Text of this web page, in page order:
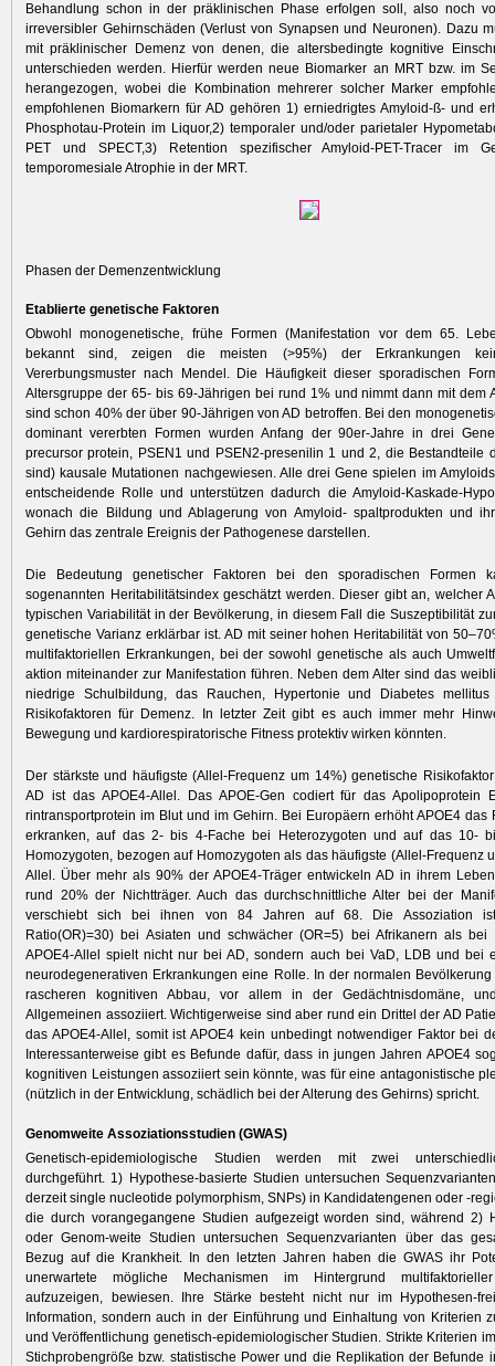
Behandlung schon in der präklinischen Phase erfolgen soll, also noch
irreversibler Gehirnschäden (Verlust von Synapsen und Neuronen). Dazu
mit präklinischer Demenz von denen, die alters­bedingte kognitive
unterschieden werden. Hierfür werden neue Bio­marker an MRT bzw. im
herangezogen, wobei die Kombination mehrerer solcher Marker
empfohlenen Biomarkern für AD gehören 1) erniedrigtes Amyloid-ß- und
Phosphotau-Protein im Liquor,2) temporaler und/oder parietaler
PET und SPECT,3) Retention spezifischer Amyloid-PET-Tracer im
temporomesiale Atrophie in der MRT.
Phasen der Demenzentwicklung
Etablierte genetische Faktoren
Obwohl monogenetische, frühe Formen (Manifestation vor dem 65.
bekannt sind, zeigen die meisten (>95%) der Erkrankungen
Vererbungsmuster nach Mendel. Die Häufigkeit dieser sporadischen
Altersgruppe der 65- bis 69-Jährigen bei rund 1% und nimmt dann mit dem
sind schon 40% der über 90-Jährigen von AD betroffen. Bei den
dominant vererbten Formen wurden Anfang der 90er-Jahre in drei
precursor protein, PSEN1 und PSEN2-presenilin 1 und 2, die Bestandteile
sind) kausale Mutationen nachgewiesen. Alle drei Gene spielen im
entscheidende Rolle und unterstützen dadurch die Amyloid-Kaskade-
wonach die Bildung und Ablagerung von Amyloid- spaltprodukten und
Gehirn das zentrale Ereignis der Pathogenese darstellen.
Die Bedeutung genetischer Faktoren bei den sporadischen Formen
sogenannten Heritabilitätsindex geschätzt werden. Dieser gibt an, welcher
typischen Variabilität in der Bevölkerung, in diesem Fall die Suszeptibilität
genetische Varianz erklärbar ist. AD mit seiner hohen Heritabilität von
multifaktoriellen Erkrankungen, bei der sowohl genetische als auch
aktion miteinander zur Manifestation führen. Neben dem Alter sind das
niedrige Schulbildung, das Rauchen, Hypertonie und Diabetes
Risikofaktoren für Demenz. In letzter Zeit gibt es auch immer mehr
Bewegung und kardiorespiratorische Fitness protektiv wirken könnten.
Der stärkste und häufigste (Allel-Frequenz um 14%) genetische
AD ist das APOE4-Allel. Das APOE-Gen codiert für das Apolipoprotein
rintransportprotein im Blut und im Gehirn. Bei Europäern erhöht APOE4 das
erkranken, auf das 2- bis 4-Fache bei Hetero­zygoten und auf das 10-
Homozygoten, bezogen auf Homozygoten als das häufigste (Allel-Frequenz
Allel. Über mehr als 90% der APOE4-Träger entwickeln AD in ihrem
rund 20% der Nichtträger. Auch das durchschnittliche Alter bei der
verschiebt sich bei ihnen von 84 Jahren auf 68. Die Assoziation
Ratio(OR)=30) bei Asia­ten und schwächer (OR=5) bei Afrikanern als bei
APOE4-Allel spielt nicht nur bei AD, sondern auch bei VaD, LDB und bei
neurodegenerativen Erkrankungen eine Rolle. In der normalen
rascheren kognitiven Abbau, vor allem in der Gedächtnisdomäne,
Allgemeinen assoziiert. Wichtigerweise sind aber rund ein Drittel der AD
das APOE4-Allel, somit ist APOE4 kein unbedingt notwendiger Faktor bei
Interessanterweise gibt es Befunde dafür, dass in jungen Jahren APOE4
kognitiven Leistungen assoziiert sein könnte, was für eine antagonistische
(nützlich in der Entwicklung, schädlich bei der Alterung des Gehirns) spricht.
Genomweite Assoziationsstudien (GWAS)
Genetisch-epidemiologische Studien werden mit zwei
durchgeführt. 1) Hypothese-basierte Studien untersuchen
derzeit single nucleotide polymorphism, SNPs) in Kandidatengenen oder -
die durch vorangegangene Studien aufgezeigt worden sind, während 2)
oder Genom-weite Studien untersuchen Sequenz­varianten über das
Bezug auf die Krankheit. In den letzten Jahren haben die GWAS ihr
unerwartete mögliche Mechanismen im Hintergrund
aufzuzeigen, bewiesen. Ihre Stärke besteht nicht nur im Hypothesen-
Information, sondern auch in der Einführung und Einhaltung von Kriterien
und Veröffentlichung genetisch-epidemiologischer Studien. Strikte Kriterien
Stichprobengröße bzw. statistische Power und die ­Replikation der Befunde